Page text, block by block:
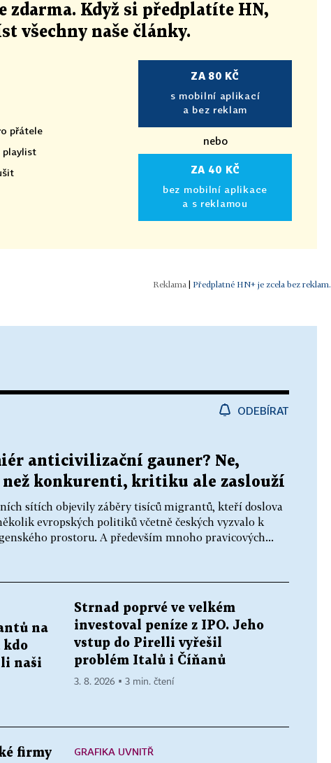
zdarma. Když si předplatíte HN,
všechny naše články.
přátele
playlist
ZA 80 KČ
s mobilní aplikací
a bez reklam
nebo
ZA 40 KČ
bez mobilní aplikace
a s reklamou
Předplatné HN+ je zcela bez reklam.
ODEBÍRAT
anticivilizační gauner? Ne,
konkurenti, kritiku ale zaslouží
sítích objevily záběry tisíců migrantů, kteří doslova
evropských politiků včetně českých vyzvalo k
prostoru. A především mnoho pravicových...
na
kdo
naši
Strnad poprvé ve velkém
investoval peníze z IPO. Jeho
vstup do Pirelli vyřešil
problém Italů i Číňanů
3. 8. 2026 ▪ 3 min. čtení
firmy GRAFIKA UVNITŘ